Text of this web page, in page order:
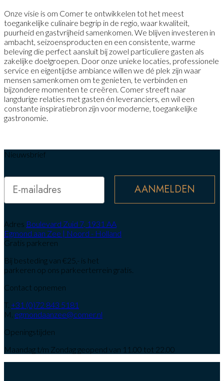
Onze visie is om Comer te ontwikkelen tot het meest
toegankelijke culinaire begrip in de regio, waar kwaliteit,
puurheid en gastvrijheid samenkomen. We blijven investeren in
ambacht, seizoensproducten en een consistente, warme
beleving die perfect aansluit bij zowel particuliere gasten als
zakelijke doelgroepen. Door onze unieke locaties, professionele
service en eigentijdse ambiance willen we dé plek zijn waar
mensen samenkomen om te genieten, te verbinden en
bijzondere momenten te creëren. Comer streeft naar
langdurige relaties met gasten én leveranciers, en wil een
constante inspiratiebron zijn voor moderne, toegankelijke
gastronomie.
Nieuwsbrief
Email AANMELDEN
Adres Boulevard Zuid 7, 1931 AA
Egmond aan Zee | Noord - Holland
Gratis parkeren
Bij besteding van €25,- is het
parkeren op ons parkeerterrein gratis.
Contact opnemen
T. +31 (0)72 843 5181
M. egmondaanzee@comer.nl
Openingstijden
Maandag t/m Zondag geopend van 11.00 tot 22.00